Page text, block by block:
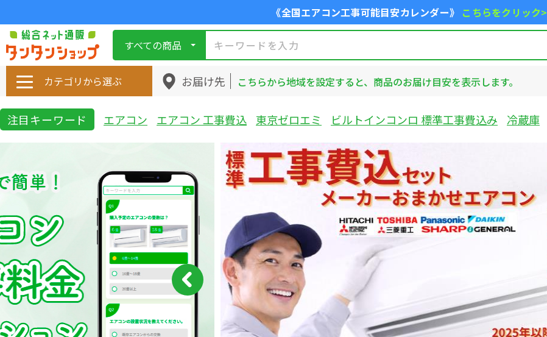
《全国エアコン工事可能目安カレンダー》 こちらをクリック>
すべての商品
カテゴリから選ぶ お届け先 こちらから地域を設定すると、商品のお届け目安を表示します。
注目キーワード エアコン エアコン 工事費込 東京ゼロエミ ビルトインコンロ 標準工事費込み 冷蔵庫